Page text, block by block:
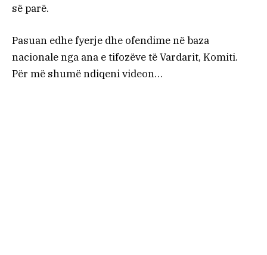
së parë.
Pasuan edhe fyerje dhe ofendime në baza
nacionale nga ana e tifozëve të Vardarit, Komiti.
Për më shumë ndiqeni videon…